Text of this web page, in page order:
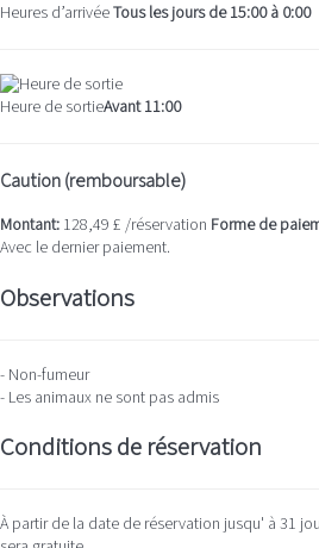
Heures d’arrivéeTous les jours de 15:00 à 0:00
Heure de sortieAvant 11:00
Caution (remboursable)
Montant: 128,49 £ /réservation Forme de
Avec le dernier paiement.
Observations
- Non-fumeur
- Les animaux ne sont pas admis
Conditions de réservation
À partir de la date de réservation jusqu' à 31